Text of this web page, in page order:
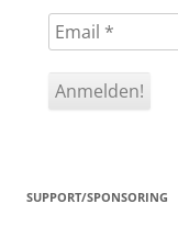
SUPPORT/SPONSORING